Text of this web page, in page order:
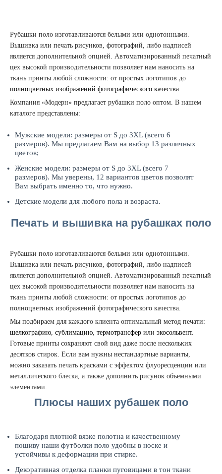
Рубашки поло изготавливаются белыми или однотонными.
Вышивка или печать рисунков, фотографий, либо надписей
является дополнительной опцией. Автоматизированный печатный
цех высокой производительности позволяет нам наносить на
ткань принты любой сложности: от простых логотипов до
полноцветных изображений фотографического качества.
Компания «Модерн» предлагает рубашки поло оптом. В нашем
каталоге представлены:
Мужские модели: размеры от S до 3XL (всего 6
размеров). Мы предлагаем Вам на выбор 13 различных
цветов;
Женские модели: размеры от S до 3XL (всего 7
размеров). Мы уверены, 12 вариантов цветов позволят
Вам выбрать именно то, что нужно.
Детские модели для любого пола и возраста.
Печать и вышивка на рубашках поло
Рубашки поло изготавливаются белыми или однотонными.
Вышивка или печать рисунков, фотографий, либо надписей
является дополнительной опцией. Автоматизированный печатный
цех высокой производительности позволяет нам наносить на
ткань принты любой сложности: от простых логотипов до
полноцветных изображений фотографического качества.
Мы подбираем для каждого клиента оптимальный метод печати:
шелкографию, сублимацию, термотрансфер или экосольвент.
Готовые принты сохраняют свой вид даже после нескольких
десятков стирок. Если вам нужны нестандартные варианты,
можно заказать печать красками с эффектом флуоресценции или
металлического блеска, а также дополнить рисунок объемными
элементами.
Плюсы наших рубашек поло
Благодаря плотной вязке полотна и качественному
пошиву наши футболки поло удобны в носке и
устойчивы к деформации при стирке.
Декоративная отделка планки пуговицами в тон ткани